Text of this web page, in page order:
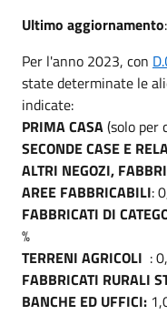
Ultimo aggiornamento
Per l'anno 2023, con
state determinate le
indicate:
PRIMA CASA(solo per
SECONDE CASE E
ALTRI NEGOZI,
AREE FABBRICABILI:
FABBRICATI DI
%
TERRENI AGRICOLI :
FABBRICATI RURALI
BANCHE ED UFFICI: